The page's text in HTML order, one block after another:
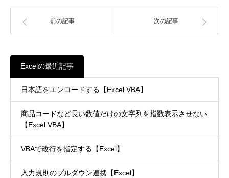
前の記事 次の記事
Excelの最近記事
日本語をエンコードする【Excel VBA】
商品コードなど長い数値だけの文字列を指数表示させない
【Excel VBA】
VBAで改行を指定する【Excel】
入力規則のプルダウン連携【Excel】